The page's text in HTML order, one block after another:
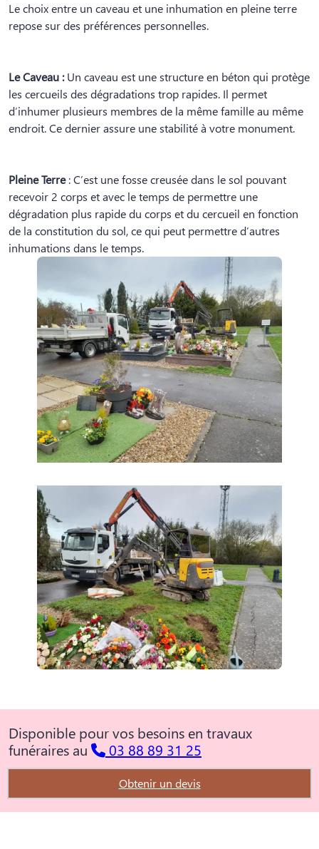
Le choix entre un caveau et une inhumation en pleine terre
repose sur des préférences personnelles.
Le Caveau :Un caveau est une structure en béton qui protège
les cercueils des dégradations trop rapides. Il permet
d’inhumer plusieurs membres de la même famille au même
endroit. Ce dernier assure une stabilité à votre monument.
Pleine Terre: C’est une fosse creusée dans le sol pouvant
recevoir 2 corps et avec le temps de permettre une
dégradation plus rapide du corps et du cercueil en fonction
de la constitution du sol, ce qui peut permettre d’autres
inhumations dans le temps.
Disponible pour vos besoins en travaux
funéraires au
03 88 89 31 25
Obtenir un devis